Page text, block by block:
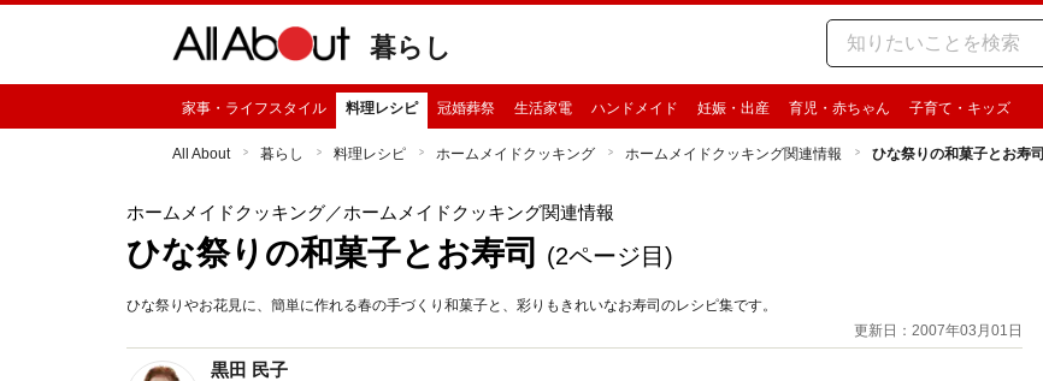
暮らし
家事・ライフスタイル 料理レシピ 冠婚葬祭 生活家電 ハンドメイド 妊娠・出産 育児・赤ちゃん 子育て・キッズ
All About 暮らし 料理レシピ ホームメイドクッキング ホームメイドクッキング関連情報 ひな祭りの和菓子とお寿司
ホームメイドクッキング／ホームメイドクッキング関連情報
ひな祭りの和菓子とお寿司 (2ページ目)
ひな祭りやお花見に、簡単に作れる春の手づくり和菓子と、彩りもきれいなお寿司のレシピ集です。
更新日：2007年03月01日
黒田 民子